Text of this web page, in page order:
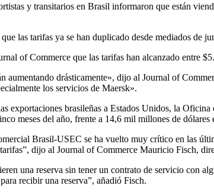
y transitarios en Brasil informaron que están
las tarifas ya se han duplicado desde mediados de
of Commerce que las tarifas han alcanzado entre
aumentando drásticamente», dijo al Journal of
los servicios de Maersk».
exportaciones brasileñas a Estados Unidos, la
meses del año, frente a 14,6 mil millones de dólares
Brasil-USEC se ha vuelto muy crítico en las
dijo al Journal of Commerce Mauricio Fisch,
una reserva sin tener un contrato de servicio con
recibir una reserva”, añadió Fisch.